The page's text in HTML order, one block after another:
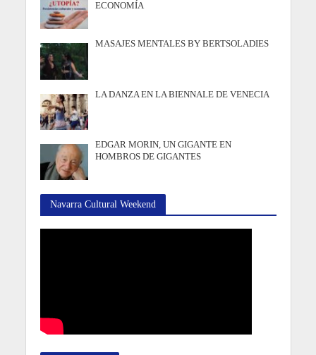
ECONOMÍA
MASAJES MENTALES BY BERTSOLADIES
LA DANZA EN LA BIENNALE DE VENECIA
EDGAR MORIN, UN GIGANTE EN
HOMBROS DE GIGANTES
Navarra Cultural Weekend